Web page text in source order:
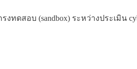
รงทดสอบ (sandbox) ระหว่างประเมิ